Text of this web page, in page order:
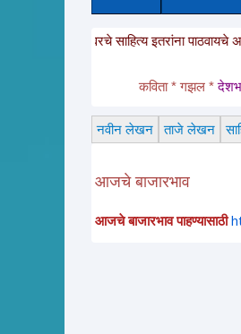
आहेत. या साईटवरचे साहित्य इतरांना पाठवायचे
कविता * गझल *
नवीन लेखन ताजे लेखन
आजचे बाजारभाव
आजचे बाजारभाव पाहण्यासाठी